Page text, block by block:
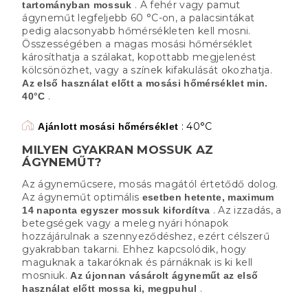
tartományban mossuk . A fehér vagy pamut
ágyneműt legfeljebb 60 °C-on, a palacsintákat
pedig alacsonyabb hőmérsékleten kell mosni.
Összességében a magas mosási hőmérséklet
károsíthatja a szálakat, kopottabb megjelenést
kölcsönözhet, vagy a színek kifakulását okozhatja.
Az első használat előtt a mosási hőmérséklet min.
40°C .
Ajánlott mosási hőmérséklet : 40°C
MILYEN GYAKRAN MOSSUK AZ
ÁGYNEMŰT?
Az ágyneműcsere, mosás magától értetődő dolog.
Az ágyneműt optimális esetben hetente, maximum
14 naponta egyszer mossuk kifordítva . Az izzadás, a
betegségek vagy a meleg nyári hónapok
hozzájárulnak a szennyeződéshez, ezért célszerű
gyakrabban takarni. Ehhez kapcsolódik, hogy
maguknak a takaróknak és párnáknak is ki kell
mosniuk.Az újonnan vásárolt ágyneműt az első
használat előtt mossa ki, megpuhul .